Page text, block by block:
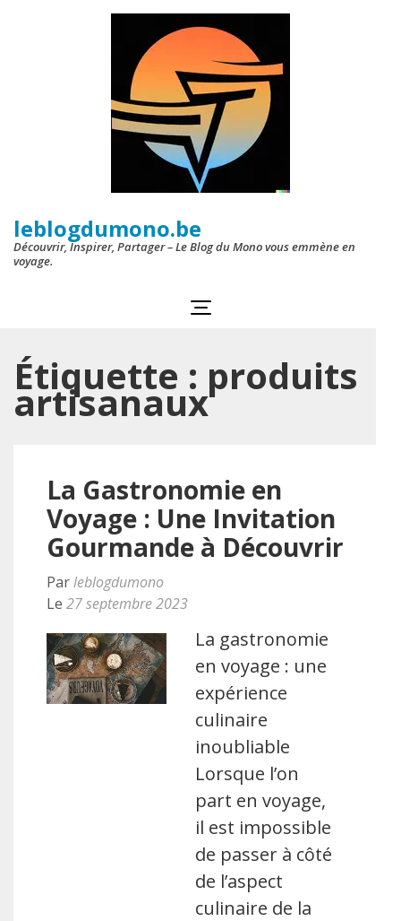
leblogdumono.be
Découvrir, Inspirer, Partager – Le Blog du Mono vous emmène en
voyage.
Étiquette : produits
artisanaux
La Gastronomie en
Voyage : Une Invitation
Gourmande à Découvrir
Parleblogdumono
Le 27 septembre 2023
La gastronomie
en voyage : une
expérience
culinaire
inoubliable
Lorsque l’on
part en voyage,
il est impossible
de passer à côté
de l’aspect
culinaire de la